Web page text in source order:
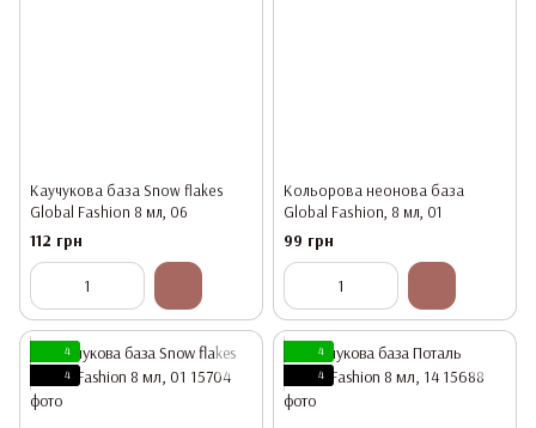
Каучукова база Snow flakes
Global Fashion 8 мл, 06
112 грн
Кольорова неонова база
Global Fashion, 8 мл, 01
99 грн
4
4
4
4